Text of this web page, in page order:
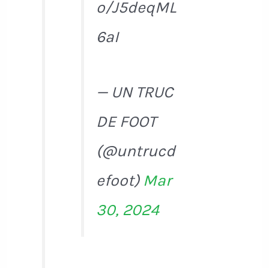
o/J5deqML
6aI
— UN TRUC
DE FOOT
(@untrucd
efoot) Mar
30, 2024